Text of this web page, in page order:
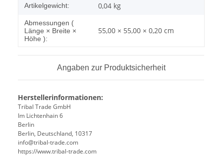
Artikelgewicht: 0,04 kg
Abmessungen (
Länge × Breite ×
Höhe ):
55,00 × 55,00 × 0,20 cm
Angaben zur Produktsicherheit
Herstellerinformationen:
Tribal Trade GmbH
Im Lichtenhain 6
Berlin
Berlin, Deutschland, 10317
info@tribal-trade.com
https://www.tribal-trade.com